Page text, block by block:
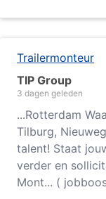
Trailermonteur
TIP Group
3 dagen geleden
...Rotterdam
Tilburg,
talent! Staat
verder en
Mont... (